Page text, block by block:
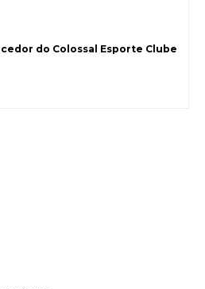
do Colossal Esporte Clube